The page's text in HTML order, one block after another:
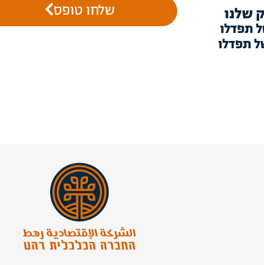
שלנו
תפדלו
תפדלו
שלחו טופס